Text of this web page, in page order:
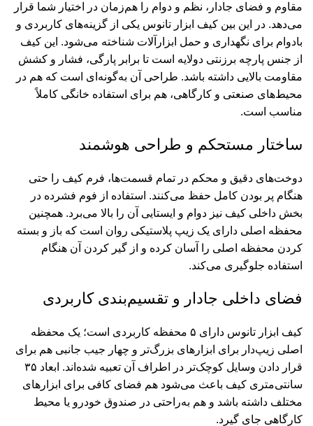
مقاوم و فضای جادار، نظم و دوام را هم‌زمان در اختیار شما قرار
می‌دهد. در این بین کیف ابزار تانوس یکی از گزینه‌های کاربردی و
بادوام برای نگهداری و حمل ابزارآلات شناخته می‌شود. این کیف
از جنس پارچه برزنتی دولایه است تا برابر پارگی، فشار و کشش
مقاومت بالایی داشته باشد. طراحی آن به‌گونه‌ای است که هم در
محیط‌های صنعتی و کارگاهی، هم برای استفاده خانگی کاملاً
مناسب است.
ساختار مستحکم و طراحی هوشمند
دوخت‌های دقیق و محکم در تمام قسمت‌ها، فرم کیف را حتی
هنگام پر بودن کامل حفظ می‌کنند. استفاده از فوم فشرده در
بخش داخلی کیف نیز دوام و ایستایی آن را بالا می‌برد. همچنین
محفظه اصلی دارای یک زیپ پلاستیکی روان است که باز و بسته
کردن محفظه اصلی را آسان کرده و از گیر کردن آن هنگام
استفاده جلوگیری می‌کند.
فضای داخلی جادار و تقسیم‌بندی کاربردی
کیف ابزار تانوس دارای ۵ محفظه کاربردی است؛ یک محفظه
اصلی زیپ‌دار برای ابزارهای بزرگ‌تر و چهار جیب جانبی هم برای
قرار دادن وسایل کوچک‌تر در اطراف آن تعبیه شده‌اند. ابعاد ۳۵
سانتی‌متری کیف باعث می‌شود هم فضای کافی برای ابزارهای
مختلف داشته باشد و هم به‌راحتی در صندوق خودرو یا محیط
کارگاهی جای گیرد.